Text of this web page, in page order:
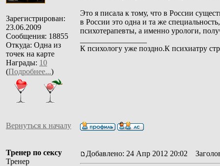
Зарегистрирован:
23.06.2009
Сообщения: 18855
Откуда: Одна из
точек на карте
Награды: 10
(Подробнее...)
Это я писала к тому, что в России
в России это одна и та же
психотерапевты, а именно урологи,
К психологу уже поздно.К психиатру
Вернуться к началу
Тренер по сексу
Тренер
Добавлено: 24 Апр 2012 20:02